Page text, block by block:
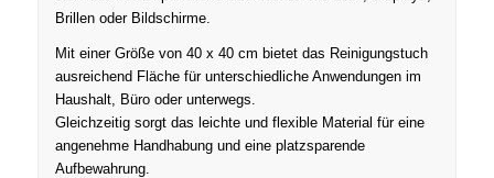
Brillen oder Bildschirme.
Mit einer Größe von 40 x 40 cm bietet das Reinigungstuch
ausreichend Fläche für unterschiedliche Anwendungen im
Haushalt, Büro oder unterwegs.
Gleichzeitig sorgt das leichte und flexible Material für eine
angenehme Handhabung und eine platzsparende
Aufbewahrung.